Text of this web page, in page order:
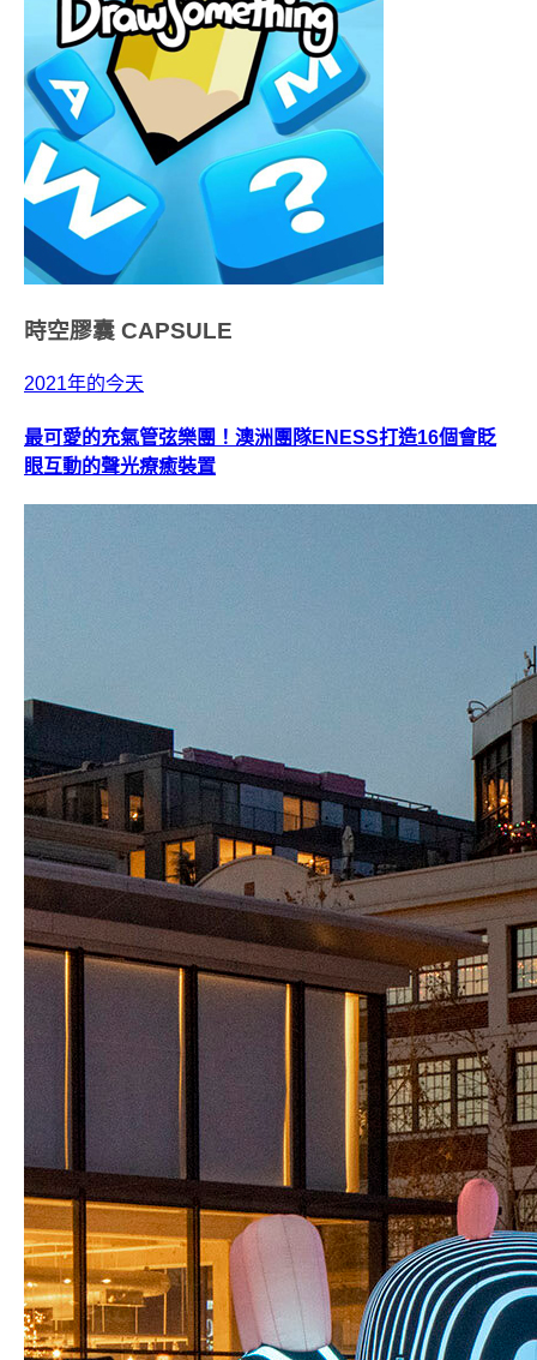
時空膠囊 CAPSULE
2021年的今天
最可愛的充氣管弦樂團！澳洲團隊ENESS打造16個會眨
眼互動的聲光療癒裝置